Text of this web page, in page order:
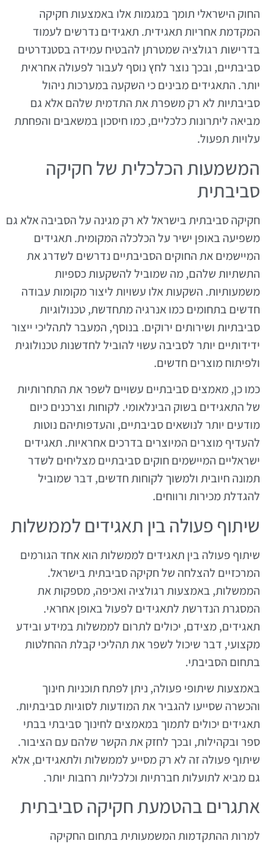
החוק הישראלי תומך במגמות אלו באמצעות חקיקה
המקדמת אחריות תאגידית. תאגידים נדרשים לעמוד
בדרישות רגולציה שמטרתן להבטיח עמידה בסטנדרטים
סביבתיים, ובכך נוצר לחץ נוסף לעבור לפעולה אחראית
יותר. התאגידים מבינים כי השקעה במערכות ניהול
סביבתיות לא רק משפרת את התדמית שלהם אלא גם
מביאה ליתרונות כלכליים, כמו חיסכון במשאבים והפחתת
עלויות תפעול.
המשמעות הכלכלית של חקיקה
סביבתית
חקיקה סביבתית בישראל לא רק מגינה על הסביבה אלא גם
משפיעה באופן ישיר על הכלכלה המקומית. תאגידים
המיישמים את החוקים הסביבתיים נדרשים לשדרג את
התשתיות שלהם, מה שמוביל להשקעות כספיות
משמעותיות. השקעות אלו עשויות ליצור מקומות עבודה
חדשים בתחומים כמו אנרגיה מתחדשת, טכנולוגיות
סביבתיות ושירותים ירוקים. בנוסף, המעבר לתהליכי ייצור
ידידותיים יותר לסביבה עשוי להוביל לחדשנות טכנולוגית
ולפיתוח מוצרים חדשים.
כמו כן, מאמצים סביבתיים עשויים לשפר את התחרותיות
של התאגידים בשוק הבינלאומי. לקוחות וצרכנים כיום
מודעים יותר לנושאים סביבתיים, והעדפותיהם נוטות
להעדיף מוצרים המיוצרים בדרכים אחראיות. תאגידים
ישראליים המיישמים חוקים סביבתיים מצליחים לשדר
תמונה חיובית ולמשוך לקוחות חדשים, דבר שמוביל
להגדלת מכירות ורווחים.
שיתוף פעולה בין תאגידים לממשלות
שיתוף פעולה בין תאגידים לממשלות הוא אחד הגורמים
המרכזיים להצלחה של חקיקה סביבתית בישראל.
הממשלות, באמצעות רגולציה ואכיפה, מספקות את
המסגרת הנדרשת לתאגידים לפעול באופן אחראי.
תאגידים, מצידם, יכולים לתרום לממשלות במידע ובידע
מקצועי, דבר שיכול לשפר את תהליכי קבלת ההחלטות
בתחום הסביבתי.
באמצעות שיתופי פעולה, ניתן לפתח תוכניות חינוך
והכשרה שסייעו להגביר את המודעות לסוגיות סביבתיות.
תאגידים יכולים לתמוך במאמצים לחינוך סביבתי בבתי
ספר ובקהילות, ובכך לחזק את הקשר שלהם עם הציבור.
שיתוף פעולה זה לא רק מסייע לממשלות ולתאגידים, אלא
גם מביא לתועלות חברתיות וכלכליות רחבות יותר.
אתגרים בהטמעת חקיקה סביבתית
למרות ההתקדמות המשמעותית בתחום החקיקה